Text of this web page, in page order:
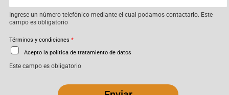
Ingrese un número telefónico mediante el cual podamos contactarlo. Este
campo es obligatorio
Términos y condiciones *
Acepto la política de tratamiento de datos
Este campo es obligatorio